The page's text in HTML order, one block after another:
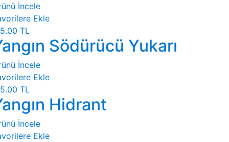
İncele
Ekle
TL
Södürücü Yukarı
İncele
Ekle
TL
Hidrant
İncele
Ekle